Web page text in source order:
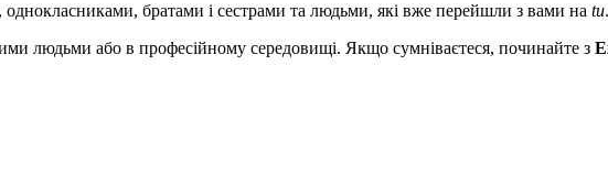
братами і сестрами та людьми, які вже перейшли з вами на tu.
людьми або в професійному середовищі. Якщо сумніваєтеся, починайте з